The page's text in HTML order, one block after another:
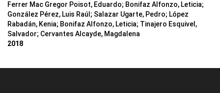
Ferrer Mac Gregor Poisot, Eduardo; Bonifaz Alfonzo, Leticia;
González Pérez, Luis Raúl ; Salazar Ugarte, Pedro; López
Rabadán, Kenia; Bonifaz Alfonzo, Leticia; Tinajero Esquivel,
Salvador; Cervantes Alcayde, Magdalena
2018